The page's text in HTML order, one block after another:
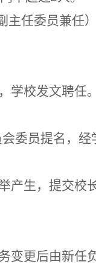
任委员兼任）
， 学校发文聘任。
委员提名，
产生，提交校
变更后由新任